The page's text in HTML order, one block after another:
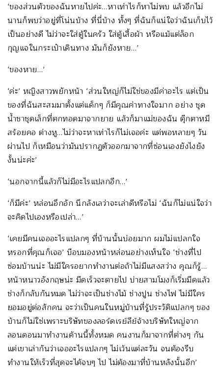
‘ของส่วนตัวของฉันหายไปค่ะ…หาเท่าไรก็หาไม่พบ แล้วอีกไม่
นานก็พบว่าอยู่ที่โน่นบ้าง ที่นี่บ้าง ทั้งๆ ที่ฉันก็แน่ใจว่าฉันเก็บไว้
เป็นอย่างดี ไม่ว่าจะใส่ตู้ในครัว ใส่ตู้เสื้อผ้า หรือแม้แต่ล็อก
กุญแจในกระเป๋าเดินทาง มันก็ยังหาย…’
‘ของหาย…’
‘ค่ะ’ หญิงสาวพยักหน้า ‘ส่วนใหญ่ก็ไม่ใช่ของมีค่าอะไร แต่เป็น
ของที่ฉันสะสมมาตั้งแต่แด็กๆ ก็มีคุณค่าทางใจมาก อย่าง ชุด
น้ำชาชุดเล็กที่ตกทอดมาจากยาย แล้วก็มาแม่ของฉัน ตุ๊กตาหมี
สร้อยคอ ต่างหู…ไม่ว่าจะหาเท่าไรก็ไม่เจอค่ะ แต่พอหลายๆ วัน
ผ่านไป ก็เหมือนว่ามันปรากฏตัวออกมาจากที่ซ่อนเองยังไงยัง
งั้นน่ะค่ะ’
‘นอกจากนี้แล้วก็ไม่มีอะไรแปลกอีก…’
‘ก็มีค่ะ’ หล่อนอึกอัก นึกลังเลว่าจะเล่าดีหรือไม่ ‘ฉันก็ไม่แน่ใจว่า
จะคิดไปเองหรือเปล่า…’
‘เคยมีคนเจออะไรแปลกๆ ที่บ้านนั้นบ่อยมาก ผมไม่แปลกใจ
หรอกที่คุณก็เจอ’ บ๊อบมองหน้าหล่อนอย่างเห็นใจ ‘ช่างที่ไป
ซ่อมบ้านน่ะ ไม่มีใครอยากทำงานต่อถ้าไม่มีแสงสว่าง คุณก็รู้…
หน้าหนาวอังกฤษน่ะ มืดเร็วจะตายไป บ่ายสามโมงก็เริ่มมืดแล้ว
ช่างก็กลับกันหมด ไม่ว่าจะเป็นช่างไม้ ช่างปูน ช่างไฟ ไม่มีใคร
ยอมอยู่ต่อสักคน จะว่าเป็นคนในหมู่บ้านที่รู้ประวัติแปลกๆ ของ
บ้านก็ไม่ใช่เพราะบริษัทของลอร์ดเรย์ลีย์จ้างบริษัทใหญ่จาก
ลอนดอนมาทำงานด้านนี้ทั้งหมด คนงานก็มาจากที่ต่างๆ กัน
แต่เขาเล่ากันว่าเจออะไรแปลกๆ ไม่เว้นแต่ละวัน จนต้องรีบ
ทำงานให้เร็วที่สุดจะได้จบๆ ไป ไม่ต้องมาที่บ้านหลังนั้นอีก’